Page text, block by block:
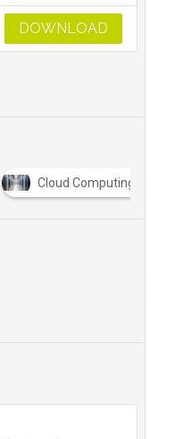
DOWNLOAD
Cloud Computing